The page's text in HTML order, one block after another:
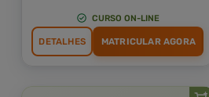
CURSO ON-LINE
DETALHES MATRICULAR AGORA